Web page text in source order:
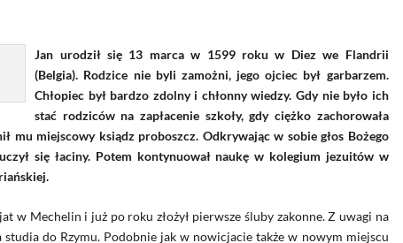
Jan urodził się 13 marca w 1599 roku w Diez we Flandrii
(Belgia). Rodzice nie byli zamożni, jego ojciec był garbarzem.
Chłopiec był bardzo zdolny i chłonny wiedzy. Gdy nie było ich
stać rodziców na zapłacenie szkoły, gdy ciężko zachorowała
mu miejscowy ksiądz proboszcz. Odkrywając w sobie głos Bożego
się łaciny. Potem kontynuował naukę w kolegium jezuitów w
w Mechelin i już po roku złożył pierwsze śluby zakonne. Z uwagi na
studia do Rzymu. Podobnie jak w nowicjacie także w nowym miejscu